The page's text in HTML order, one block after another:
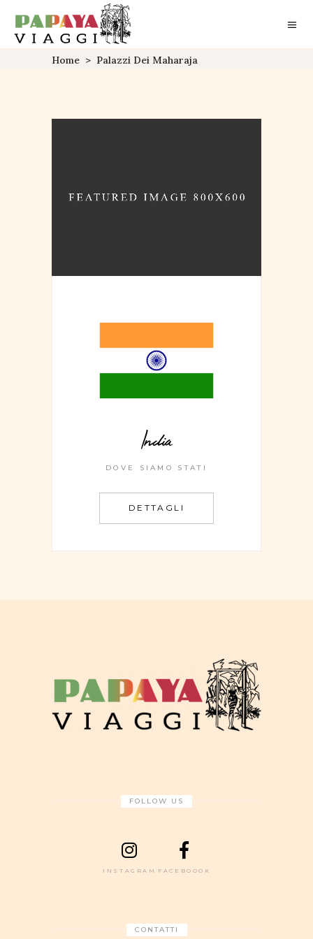
Home > Palazzi Dei Maharaja
India
DOVE SIAMO STATI
DETTAGLI
FOLLOW US
INSTAGRAM FACEBOOOK
CONTATTI